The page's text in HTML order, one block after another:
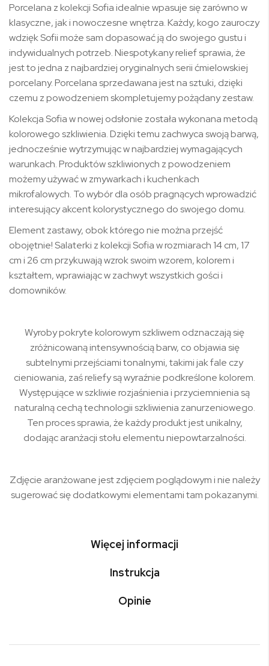
Porcelana z kolekcji Sofia idealnie wpasuje się zarówno w
klasyczne, jak i nowoczesne wnętrza. Każdy, kogo zauroczy
wdzięk Sofii może sam dopasować ją do swojego gustu i
indywidualnych potrzeb. Niespotykany relief sprawia, że
jest to jedna z najbardziej oryginalnych serii ćmielowskiej
porcelany. Porcelana sprzedawana jest na sztuki, dzięki
czemu z powodzeniem skompletujemy pożądany zestaw.
Kolekcja Sofia w nowej odsłonie została wykonana metodą
kolorowego szkliwienia. Dzięki temu zachwyca swoją barwą,
jednocześnie wytrzymując w najbardziej wymagających
warunkach. Produktów szkliwionych z powodzeniem
możemy używać w zmywarkach i kuchenkach
mikrofalowych. To wybór dla osób pragnących wprowadzić
interesujący akcent kolorystycznego do swojego domu.
Element zastawy, obok którego nie można przejść
obojętnie! Salaterki z kolekcji Sofia w rozmiarach 14 cm, 17
cm i 26 cm przykuwają wzrok swoim wzorem, kolorem i
kształtem, wprawiając w zachwyt wszystkich gości i
domowników.
Wyroby pokryte kolorowym szkliwem odznaczają się
zróżnicowaną intensywnością barw, co objawia się
subtelnymi przejściami tonalnymi, takimi jak fale czy
cieniowania, zaś reliefy są wyraźnie podkreślone kolorem.
Występujące w szkliwie rozjaśnienia i przyciemnienia są
naturalną cechą technologii szkliwienia zanurzeniowego.
Ten proces sprawia, że każdy produkt jest unikalny,
dodając aranżacji stołu elementu niepowtarzalności.
Zdjęcie aranżowane jest zdjęciem poglądowym i nie należy
sugerować się dodatkowymi elementami tam pokazanymi.
Więcej informacji
Instrukcja
Opinie